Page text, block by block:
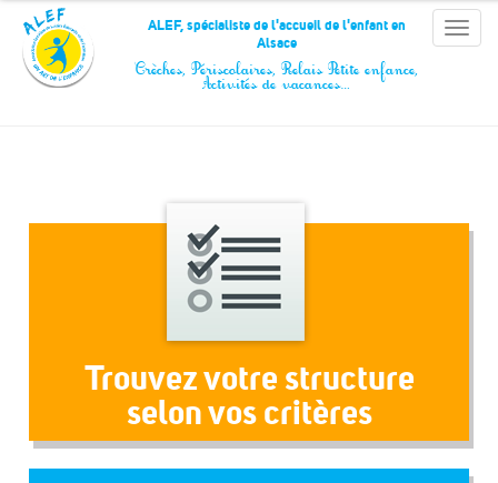
Panneau de gestion des cookies
Toggle
ALEF, spécialiste de l'accueil de l'enfant en
Alsace
Crèches, Périscolaires, Relais Petite enfance,
Activités de vacances…
Trouvez votre structure
selon vos critères